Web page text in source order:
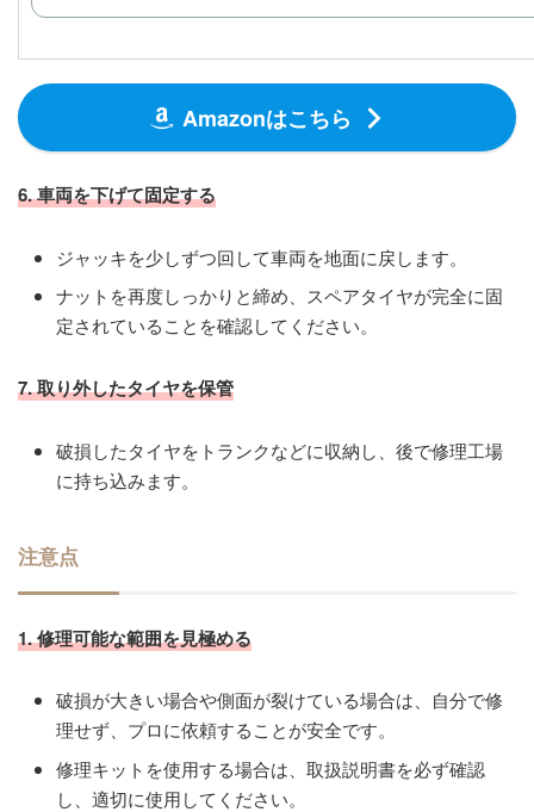
Amazonはこちら
6. 車両を下げて固定する
ジャッキを少しずつ回して車両を地面に戻します。
ナットを再度しっかりと締め、スペアタイヤが完全に固
定されていることを確認してください。
7. 取り外したタイヤを保管
破損したタイヤをトランクなどに収納し、後で修理工場
に持ち込みます。
注意点
1. 修理可能な範囲を見極める
破損が大きい場合や側面が裂けている場合は、自分で修
理せず、プロに依頼することが安全です。
修理キットを使用する場合は、取扱説明書を必ず確認
し、適切に使用してください。